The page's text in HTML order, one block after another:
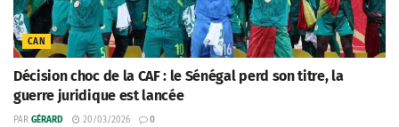
CAN
Décision choc de la CAF : le Sénégal perd son titre, la
guerre juridique est lancée
PAR GÉRARD 20/03/2026 0